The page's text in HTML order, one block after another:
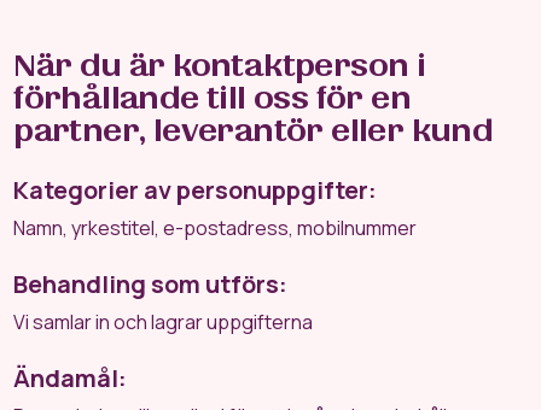
När du är kontaktperson i
förhållande till oss för en
partner, leverantör eller kund
Kategorier av personuppgifter:
Namn, yrkestitel, e-postadress, mobilnummer
Behandling som utförs:
Vi samlar in och lagrar uppgifterna
Ändamål: